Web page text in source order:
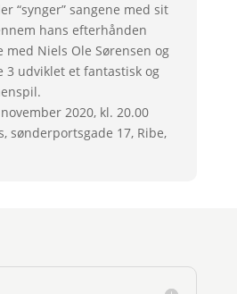
“synger” sangene med sit
hans efterhånden
med Niels Ole Sørensen og
3 udviklet et fantastisk og
2020, kl. 20.00
sønderportsgade 17, Ribe,